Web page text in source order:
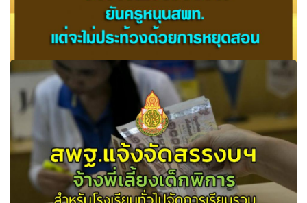
ส.บ.ม.ท.ย้ำต้องคืนอำนาจ ‘บริหารงานบุคคล’ให้ผอ.สพท. ยันครู
หนุนสพท.แต่จะไม่ประท้วงด้วยการหยุดสอน